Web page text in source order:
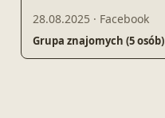
28.08.2025 · Facebook
Grupa znajomych (5 osób)